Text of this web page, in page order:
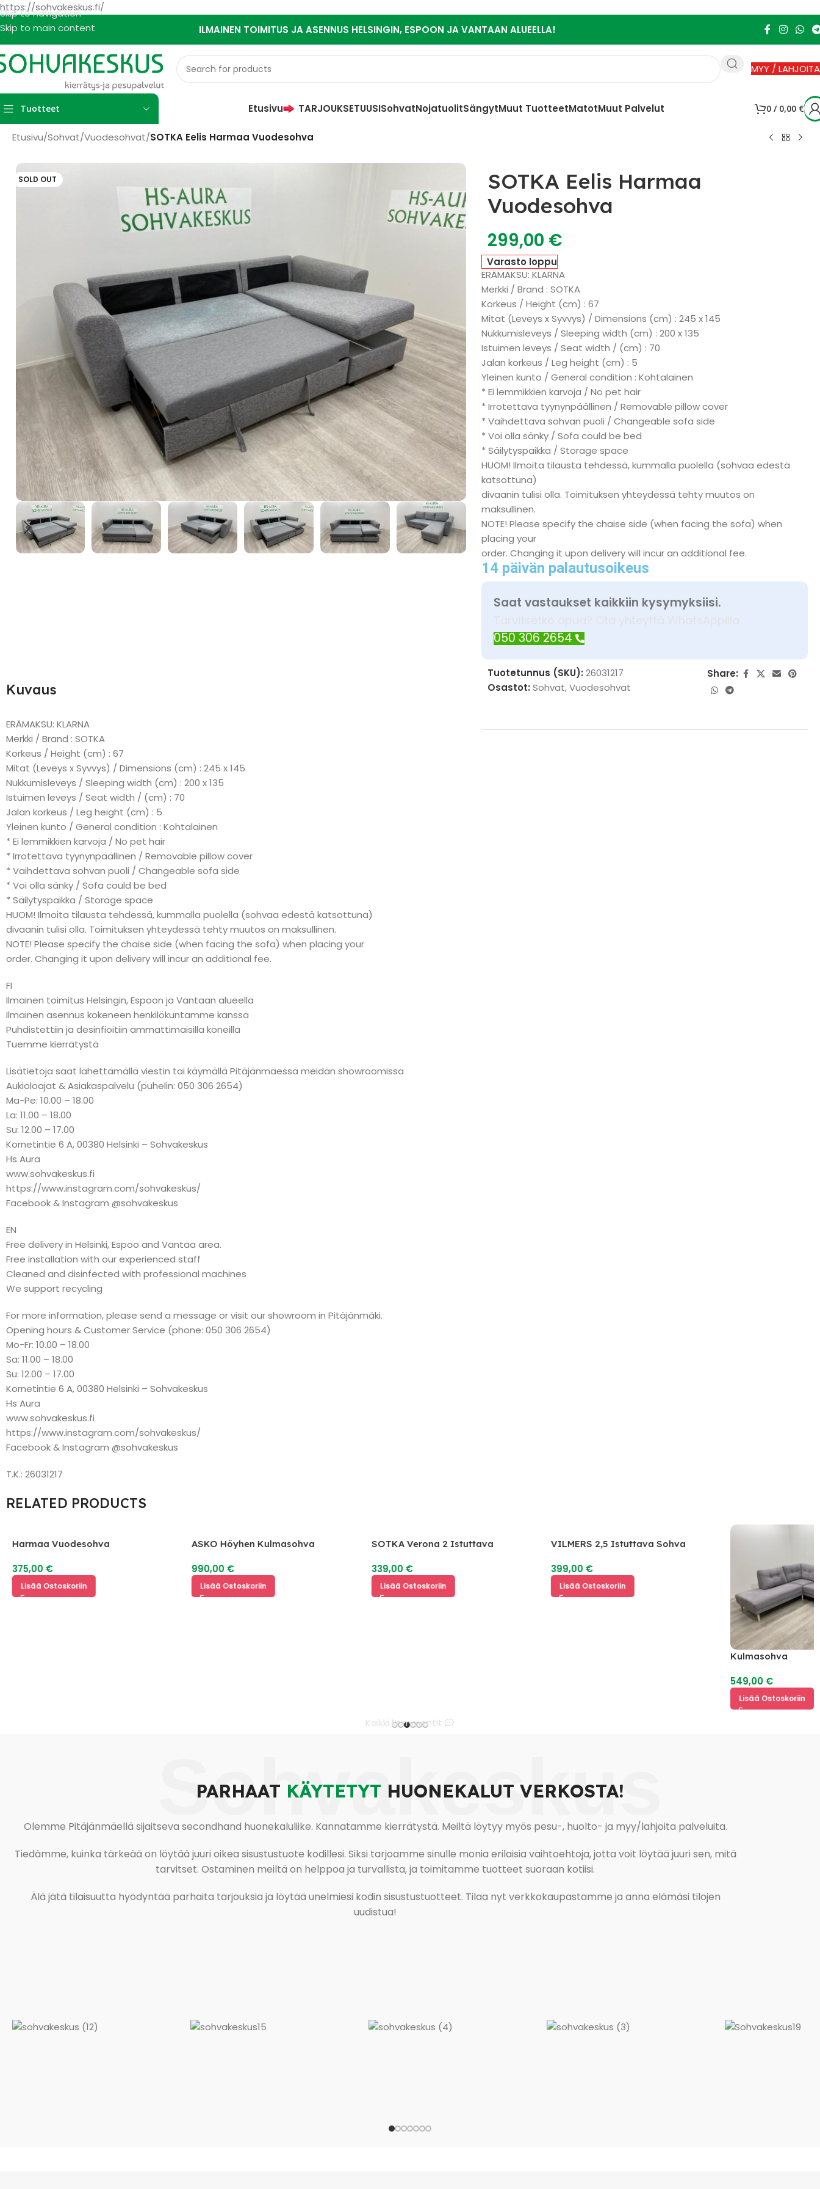
https://sohvakeskus.fi/
Skip to navigation
Skip to main content
ILMAINEN TOIMITUS JA ASENNUS HELSINGIN, ESPOON JA VANTAAN ALUEELLA!
MYY / LAHJOITA
Tuotteet Etusivu TARJOUKSETUUSISohvatNojatuolitSängytMuut TuotteetMatotMuut Palvelut 0 / 0,00 €
Etusivu/Sohvat/Vuodesohvat/SOTKA Eelis Harmaa Vuodesohva
SOLD OUT
SOTKA Eelis Harmaa
Vuodesohva
299,00 €
Varasto loppu
ERÄMAKSU: KLARNA
Merkki / Brand : SOTKA
Korkeus / Height (cm) : 67
Mitat (Leveys x Syvvys) / Dimensions (cm) : 245 x 145
Nukkumisleveys / Sleeping width (cm) : 200 x 135
Istuimen leveys / Seat width / (cm) : 70
Jalan korkeus / Leg height (cm) : 5
Yleinen kunto / General condition : Kohtalainen
* Ei lemmikkien karvoja / No pet hair
* Irrotettava tyynynpäällinen / Removable pillow cover
* Vaihdettava sohvan puoli / Changeable sofa side
* Voi olla sänky / Sofa could be bed
* Säilytyspaikka / Storage space
HUOM! Ilmoita tilausta tehdessä, kummalla puolella (sohvaa edestä
katsottuna)
divaanin tulisi olla. Toimituksen yhteydessä tehty muutos on
maksullinen.
NOTE! Please specify the chaise side (when facing the sofa) when
placing your
order. Changing it upon delivery will incur an additional fee.
14 päivän palautusoikeus
Saat vastaukset kaikkiin kysymyksiisi.
Tarvitsetko apua? Ota yhteyttä WhatsAppilla
050 306 2654
Tuotetunnus (SKU):26031217
Osastot: Sohvat,Vuodesohvat
Share:
Kuvaus
ERÄMAKSU: KLARNA
Merkki / Brand : SOTKA
Korkeus / Height (cm) : 67
Mitat (Leveys x Syvvys) / Dimensions (cm) : 245 x 145
Nukkumisleveys / Sleeping width (cm) : 200 x 135
Istuimen leveys / Seat width / (cm) : 70
Jalan korkeus / Leg height (cm) : 5
Yleinen kunto / General condition : Kohtalainen
* Ei lemmikkien karvoja / No pet hair
* Irrotettava tyynynpäällinen / Removable pillow cover
* Vaihdettava sohvan puoli / Changeable sofa side
* Voi olla sänky / Sofa could be bed
* Säilytyspaikka / Storage space
HUOM! Ilmoita tilausta tehdessä, kummalla puolella (sohvaa edestä katsottuna)
divaanin tulisi olla. Toimituksen yhteydessä tehty muutos on maksullinen.
NOTE! Please specify the chaise side (when facing the sofa) when placing your
order. Changing it upon delivery will incur an additional fee.
FI
Ilmainen toimitus Helsingin, Espoon ja Vantaan alueella
Ilmainen asennus kokeneen henkilökuntamme kanssa
Puhdistettiin ja desinfioitiin ammattimaisilla koneilla
Tuemme kierrätystä
Lisätietoja saat lähettämällä viestin tai käymällä Pitäjänmäessä meidän showroomissa
Aukioloajat & Asiakaspalvelu (puhelin: 050 306 2654)
Ma-Pe: 10.00 – 18.00
La: 11.00 – 18.00
Su: 12.00 – 17.00
Kornetintie 6 A, 00380 Helsinki – Sohvakeskus
Hs Aura
www.sohvakeskus.fi
https://www.instagram.com/sohvakeskus/
Facebook & Instagram @sohvakeskus
EN
Free delivery in Helsinki, Espoo and Vantaa area.
Free installation with our experienced staff
Cleaned and disinfected with professional machines
We support recycling
For more information, please send a message or visit our showroom in Pitäjänmäki.
Opening hours & Customer Service (phone: 050 306 2654)
Mo-Fr: 10.00 – 18.00
Sa: 11.00 – 18.00
Su: 12.00 – 17.00
Kornetintie 6 A, 00380 Helsinki – Sohvakeskus
Hs Aura
www.sohvakeskus.fi
https://www.instagram.com/sohvakeskus/
Facebook & Instagram @sohvakeskus
T.K.: 26031217
RELATED PRODUCTS
Harmaa Vuodesohva
375,00€
Lisää Ostoskoriin
ASKO Höyhen Kulmasohva
990,00€
Lisää Ostoskoriin
SOTKA Verona 2 Istuttava
339,00€
Lisää Ostoskoriin
VILMERS 2,5 Istuttava Sohva
399,00€
Lisää Ostoskoriin
Kulmasohva
549,00 €
Lisää Ostoskoriin
Kaikki kommentit
Sohvakeskus
PARHAAT KÄYTETYT HUONEKALUT VERKOSTA!
Olemme Pitäjänmäellä sijaitseva secondhand huonekaluliike. Kannatamme kierrätystä. Meiltä löytyy myös pesu-, huolto- ja myy/lahjoita palveluita.
Tiedämme, kuinka tärkeää on löytää juuri oikea sisustustuote kodillesi. Siksi tarjoamme sinulle monia erilaisia vaihtoehtoja, jotta voit löytää juuri sen, mitä
tarvitset. Ostaminen meiltä on helppoa ja turvallista, ja toimitamme tuotteet suoraan kotiisi.
Älä jätä tilaisuutta hyödyntää parhaita tarjouksia ja löytää unelmiesi kodin sisustustuotteet. Tilaa nyt verkkokaupastamme ja anna elämäsi tilojen
uudistua!